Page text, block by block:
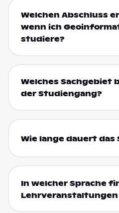
Welchen Abschluss
wenn ich
studiere?
Welches Sachgebiet
der Studiengang?
Wie lange dauert das
In welcher Sprache